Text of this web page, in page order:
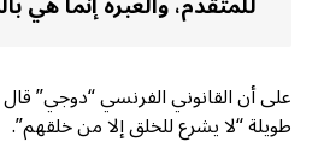
على أن القانوني الفرنسي “دوجي”
طويلة “لا يشرع للخلق إلا من خلقهم”.